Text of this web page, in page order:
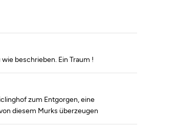
beschrieben. Ein Traum !
zum Entgorgen, eine
diesem Murks überzeugen